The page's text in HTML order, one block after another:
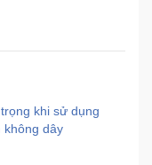
khi sử dụng
không dây